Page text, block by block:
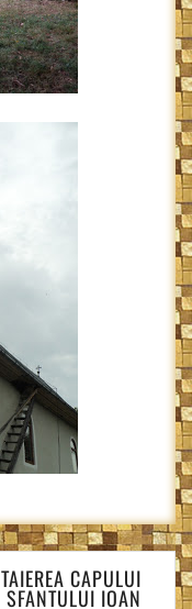
TAIEREA CAPULUI
SFANTULUI IOAN